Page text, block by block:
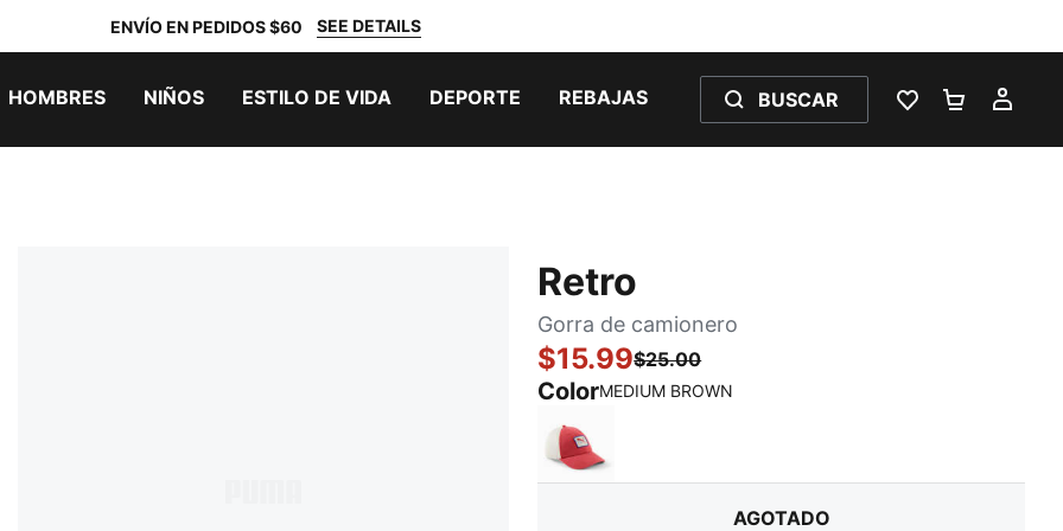
ENVÍO EN PEDIDOS $60 SEE DETAILS
HOMBRES NIÑOS ESTILO DE VIDA DEPORTE REBAJAS BUSCAR
LISTA DE
Retro
Gorra de camionero
$15.99$25.00
ColorMEDIUM BROWN
MEDIUM RED
AGOTADO